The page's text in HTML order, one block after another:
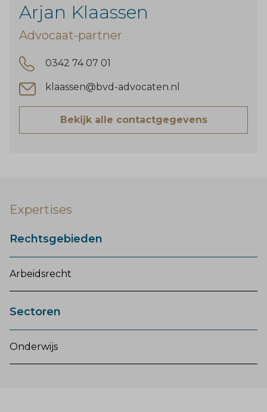
Arjan Klaassen
Advocaat-partner
0342 74 07 01
klaassen@bvd-advocaten.nl
Bekijk alle contactgegevens
Expertises
Rechtsgebieden
Arbeidsrecht
Sectoren
Onderwijs